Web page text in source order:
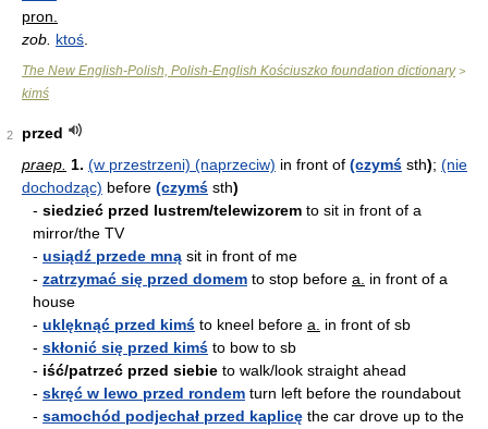
pron.
zob. ktoś
The New English-Polish, Polish-English Kościuszko foundation dictionary>
kimś
2
przed
praep. 1. (w przestrzeni) (naprzeciw) in front of (czymś sth); (nie
dochodząc) before (czymś sth)
- siedzieć przed lustrem/telewizorem to sit in front of a
mirror/the TV
- usiądź przede mną sit in front of me
- zatrzymać się przed domem to stop before a.
in front of a
house
- uklęknąć przed kimś to kneel before a.
in front of sb
- skłonić się przed kimś to bow to sb
- iść/patrzeć przed siebie to walk/look straight ahead
- skręć w lewo przed rondem turn left before the roundabout
- samochód podjechał przed kaplicę the car drove up to the